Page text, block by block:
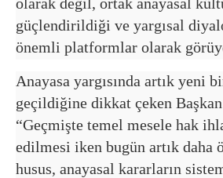
güçlendirildiği ve yargısal
önemli platformlar olarak
Anayasa yargısında artık yeni
geçildiğine dikkat çeken
“Geçmişte temel mesele hak
edilmesi iken bugün artık daha
husus, anayasal kararların